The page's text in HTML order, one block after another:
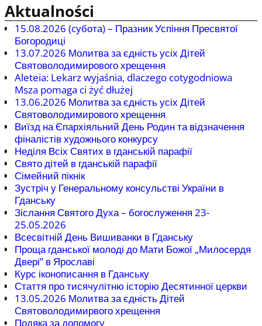
Aktualności
15.08.2026 (cубота) – Празник Успіння Пресвятої
Богородиці
13.07.2026 Молитва за єдність усіх Дітей
Святоволодимирового хрещення
Aleteia: Lekarz wyjaśnia, dlaczego cotygodniowa
Msza pomaga ci żyć dłużej
13.06.2026 Молитва за єдність усіх Дітей
Святоволодимирового хрещення
Виїзд на Єпархіяльний День Родин та відзначення
фіналістів художнього конкурсу
Неділя Всіх Святих в гданській парафії
Свято дітей в гданській парафії
Сімейний пікнік
Зустріч у Генеральному консульстві України в
Гданську
Зіслання Святого Духа – богослуження 23-
25.05.2026
Всесвітній День Вишиванки в Гданську
Проща гданської молоді до Мати Божої „Милосердя
Двері” в Ярославі
Курс іконописання в Гданську
Стаття про тисячулітню історію Десятинної церкви
13.05.2026 Молитва за єдність Дітей
Святоволодимирвого хрещення
Подяка за допомогу